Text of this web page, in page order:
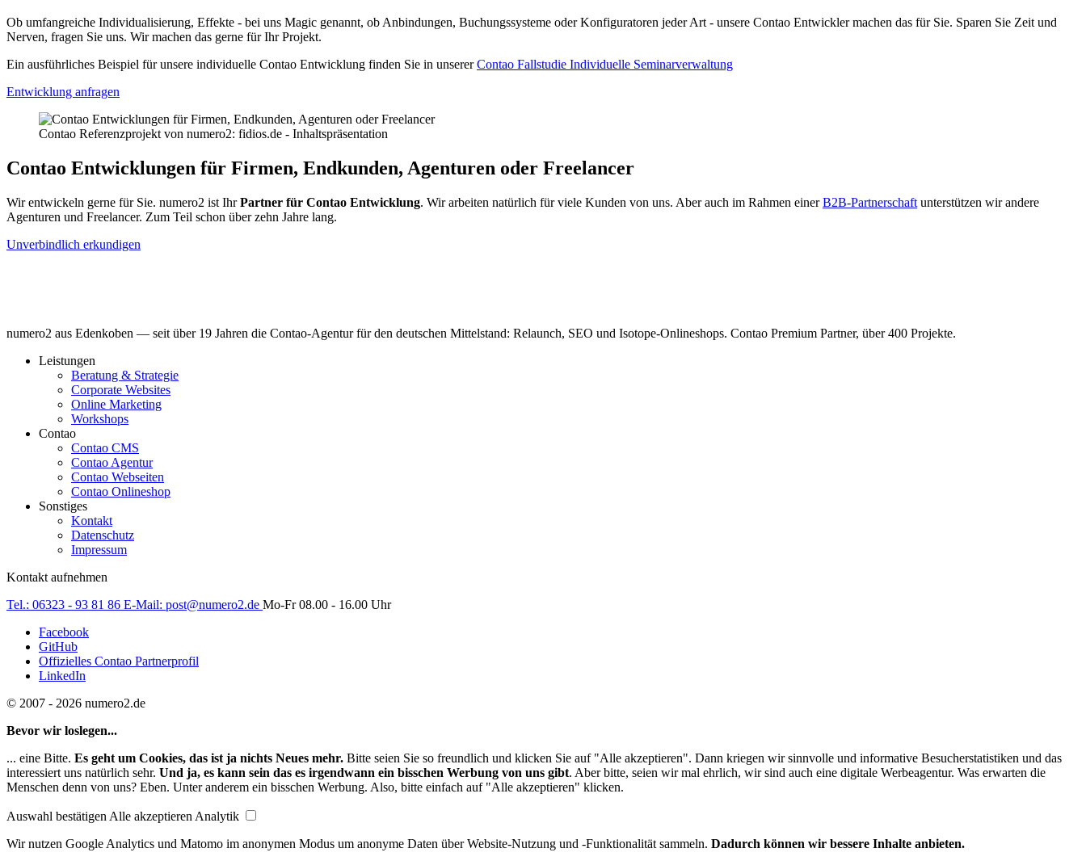
Ob umfangreiche Individualisierung, Effekte - bei uns Magic genannt, ob Anbindungen, Buchungssysteme oder Konfiguratoren jeder Art - unsere Contao Entwickler machen das für Sie. Sparen Sie Zeit und
Nerven, fragen Sie uns. Wir machen das gerne für Ihr Projekt.
Ein ausführliches Beispiel für unsere individuelle Contao Entwicklung finden Sie in unsererContao Fallstudie Individuelle Seminarverwaltung
Entwicklung anfragen
Contao Referenzprojekt von numero2: fidios.de - Inhaltspräsentation
Contao Entwicklungen für Firmen, Endkunden, Agenturen oder Freelancer
Wir entwickeln gerne für Sie. numero2 ist IhrPartner für Contao Entwicklung. Wir arbeiten natürlich für viele Kunden von uns. Aber auch im Rahmen einerB2B-Partnerschaft unterstützen wir andere
Agenturen und Freelancer. Zum Teil schon über zehn Jahre lang.
Unverbindlich erkundigen
numero2 aus Edenkoben — seit über 19 Jahren die Contao-Agentur für den deutschen Mittelstand: Relaunch, SEO und Isotope-Onlineshops. Contao Premium Partner, über 400 Projekte.
Leistungen
Beratung & Strategie
Corporate Websites
Online Marketing
Workshops
Contao
Contao CMS
Contao Agentur
Contao Webseiten
Contao Onlineshop
Sonstiges
Kontakt
Datenschutz
Impressum
Kontakt aufnehmen
Tel.: 06323 - 93 81 86 E-Mail: post@numero2.de Mo-Fr 08.00 - 16.00 Uhr
Facebook
GitHub
Offizielles Contao Partnerprofil
LinkedIn
© 2007 - 2026 numero2.de
Bevor wir loslegen...
... eine Bitte. Es geht um Cookies, das ist ja nichts Neues mehr. Bitte seien Sie so freundlich und klicken Sie auf "Alle akzeptieren". Dann kriegen wir sinnvolle und informative Besucherstatistiken und das
interessiert uns natürlich sehr. Und ja, es kann sein das es irgendwann ein bisschen Werbung von uns gibt. Aber bitte, seien wir mal ehrlich, wir sind auch eine digitale Werbeagentur. Was erwarten die
Menschen denn von uns? Eben. Unter anderem ein bisschen Werbung. Also, bitte einfach auf "Alle akzeptieren" klicken.
Auswahl bestätigen Alle akzeptieren Analytik
Wir nutzen Google Analytics und Matomo im anonymen Modus um anonyme Daten über Website-Nutzung und -Funktionalität sammeln. Dadurch können wir bessere Inhalte anbieten.